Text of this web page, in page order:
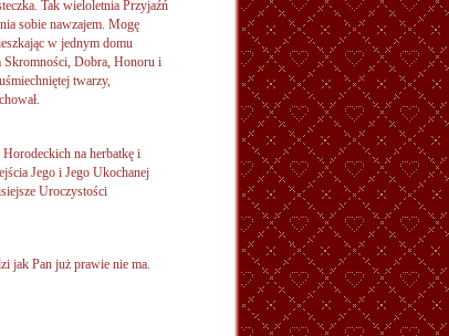
Tak wieloletnia Przyjaźń
sobie nawzajem. Mogę
w jednym domu
Skromności, Dobra, Honoru i
twarzy,
na herbatkę i
Jego i Jego Ukochanej
Uroczystości
jak Pan już prawie nie ma.